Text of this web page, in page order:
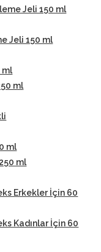
Jeli 150 ml
Jeli 150 ml
ml
ml
ml
ml
Erkekler İçin 60
Kadınlar İçin 60